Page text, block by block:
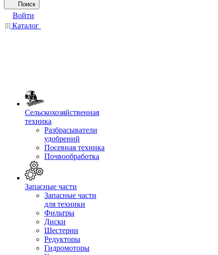
Поиск
Войти
Каталог
Сельскохозяйственная
техника
Разбрасыватели
удобрений
Посевная техника
Почвообработка
Запасные части
Запасные части
для техники
Фильтры
Диски
Шестерни
Редукторы
Гидромоторы